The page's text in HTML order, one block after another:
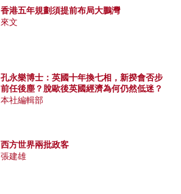
香港五年規劃須提前布局大鵬灣
來文
孔永樂博士：英國十年換七相，新揆會否步
前任後塵？脫歐後英國經濟為何仍然低迷？
本社編輯部
西方世界兩批政客
張建雄